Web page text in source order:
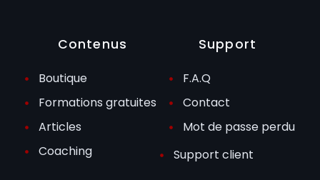
Contenus
Boutique
Formations gratuites
Articles
Coaching
Support
F.A.Q
Contact
Mot de passe perdu
Support client